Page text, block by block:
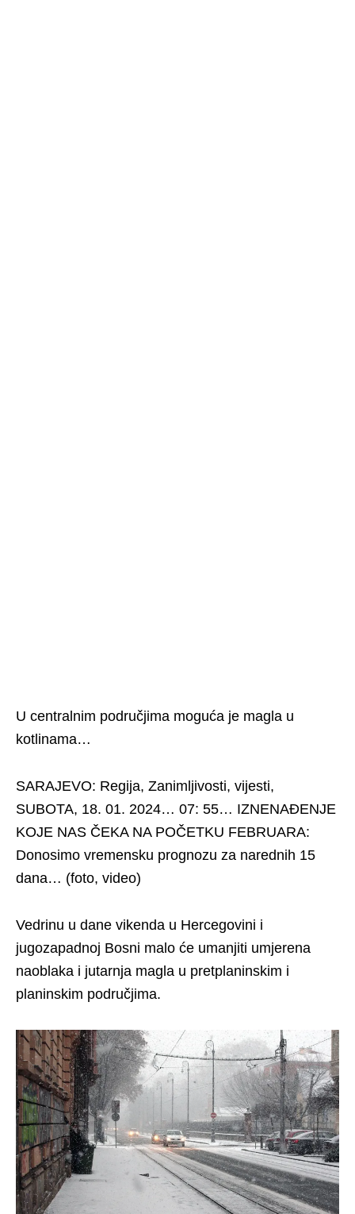
U centralnim područjima moguća je magla u
kotlinama…
SARAJEVO: Regija, Zanimljivosti, vijesti,
SUBOTA, 18. 01. 2024… 07: 55… IZNENAĐENJE
KOJE NAS ČEKA NA POČETKU FEBRUARA:
Donosimo vremensku prognozu za narednih 15
dana… (foto, video)
Vedrinu u dane vikenda u Hercegovini i
jugozapadnoj Bosni malo će umanjiti umjerena
naoblaka i jutarnja magla u pretplaninskim i
planinskim područjima.